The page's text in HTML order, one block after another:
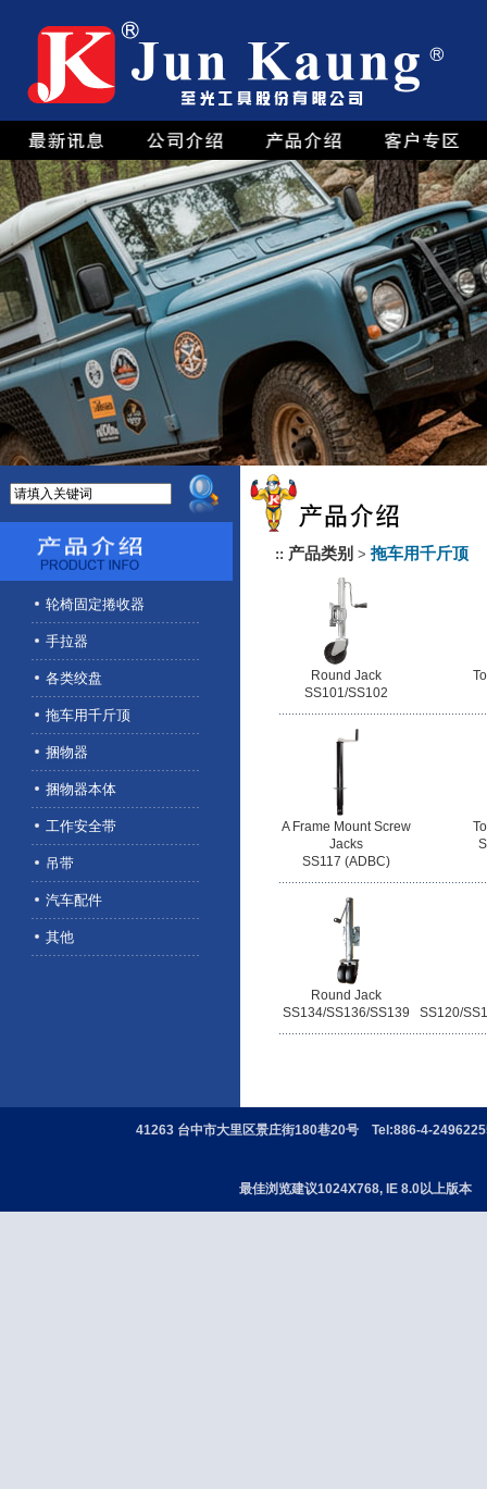
轮椅固定捲收器
手拉器
各类绞盘
拖车用千斤顶
捆物器
捆物器本体
工作安全带
吊带
汽车配件
其他
:: 产品类别 > 拖车用千斤顶
Round Jack
SS101/SS102
A Frame Mount Screw
Jacks
SS117 (ADBC)
Round Jack
SS134/SS136/SS139
SS120/
41263 台中市大里区景庄街180巷20号 Tel:886-4-
最佳浏览建议1024X768, IE 8.0以上版